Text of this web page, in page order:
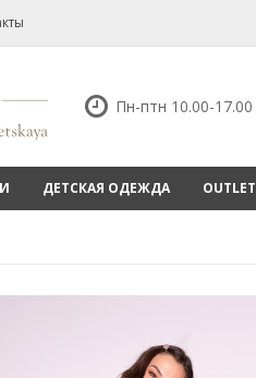
Пн-птн 10.00-17.00
ДЕТСКАЯ ОДЕЖДА OUTLET